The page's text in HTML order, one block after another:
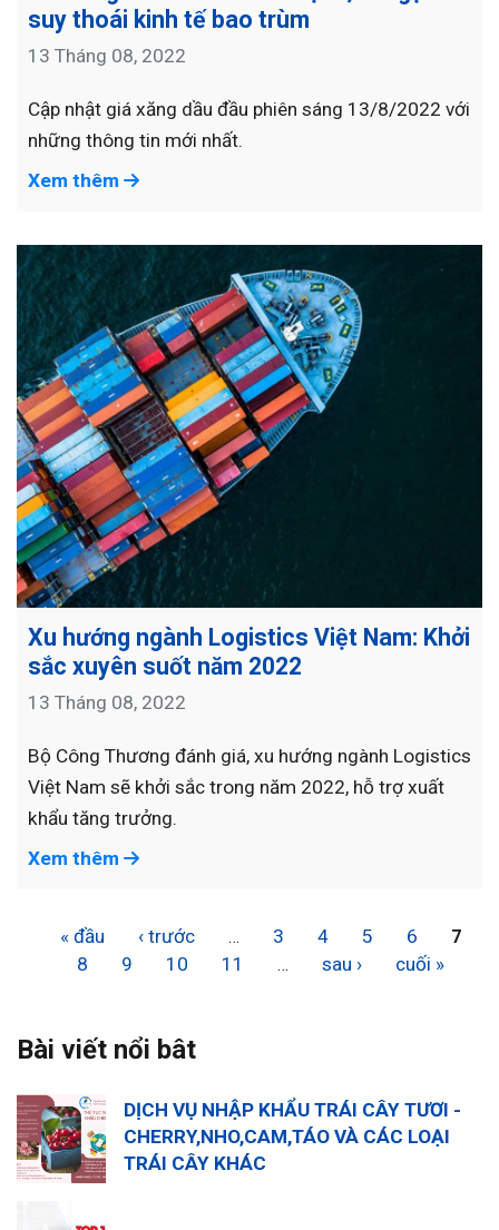
suy thoái kinh tế bao trùm
13 Tháng 08, 2022
Cập nhật giá xăng dầu đầu phiên sáng 13/8/2022 với
những thông tin mới nhất.
Xem thêm
Xu hướng ngành Logistics Việt Nam: Khởi
sắc xuyên suốt năm 2022
13 Tháng 08, 2022
Bộ Công Thương đánh giá, xu hướng ngành Logistics
Việt Nam sẽ khởi sắc trong năm 2022, hỗ trợ xuất
khẩu tăng trưởng.
Xem thêm
« đầu ‹ trước … 3 4 5 6 7
8 9 10 11 … sau › cuối »
Bài viết nổi bât
DỊCH VỤ NHẬP KHẨU TRÁI CÂY TƯƠI -
CHERRY,NHO,CAM,TÁO VÀ CÁC LOẠI
TRÁI CÂY KHÁC